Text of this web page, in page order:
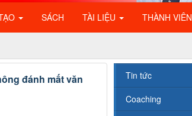
SÁCH TÀI LIỆU THÀNH VIÊN
đánh mất văn
Tin tức
Coaching